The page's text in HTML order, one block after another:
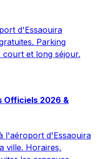
d'Essaouira
Parking
et long séjour.
Officiels 2026 &
l'aéroport d'Essaouira
ville. Horaires,